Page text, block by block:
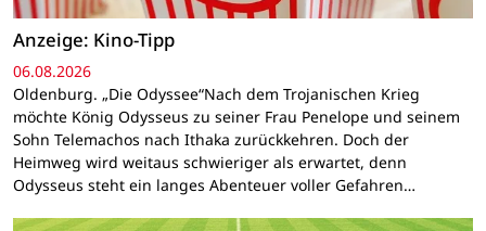
Anzeige: Kino-Tipp
06.08.2026
Oldenburg. „Die Odyssee“Nach dem Trojanischen Krieg
möchte König Odysseus zu seiner Frau Penelope und seinem
Sohn Telemachos nach Ithaka zurückkehren. Doch der
Heimweg wird weitaus schwieriger als erwartet, denn
Odysseus steht ein langes Abenteuer voller Gefahren…